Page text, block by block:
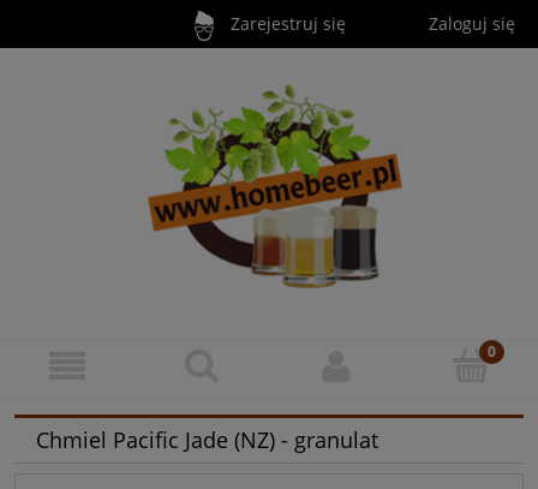
Zarejestruj się Zaloguj się
Chmiel Pacific Jade (NZ) - granulat